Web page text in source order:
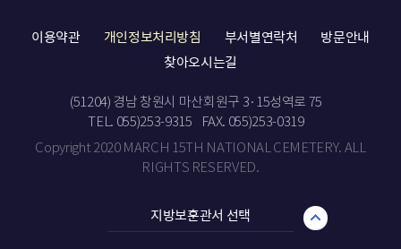
이용약관 개인정보처리방침 부서별연락처
방문안내
찾아오시는길
(51204) 경남 창원시 마산회원구 3·15성역로 75
TEL. 055)253-9315
FAX. 055)253-0319
Copyright 2020 MARCH 15TH NATIONAL CEMETERY. ALL
RIGHTS RESERVED.
지방보훈관서 선택